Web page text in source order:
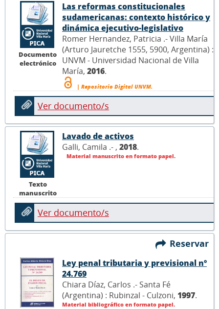
Documento
electrónico
Las reformas constitucionales
sudamericanas: contexto histórico y
dinámica ejecutivo-legislativo
Romer Hernandez, Patricia .- Villa María
(Arturo Jauretche 1555, 5900, Argentina) :
UNVM - Universidad Nacional de Villa
María, 2016.
| Repositorio Digital UNVM.
Ver documento/s
Texto
manuscrito
Lavado de activos
Galli, Camila .- , 2018.
Material manuscrito en formato papel.
Ver documento/s
Reservar
Ley penal tributaria y previsional nº
24.769
Chiara Díaz, Carlos .- Santa Fé
(Argentina) : Rubinzal - Culzoni, 1997.
Material bibliográfico en formato papel.